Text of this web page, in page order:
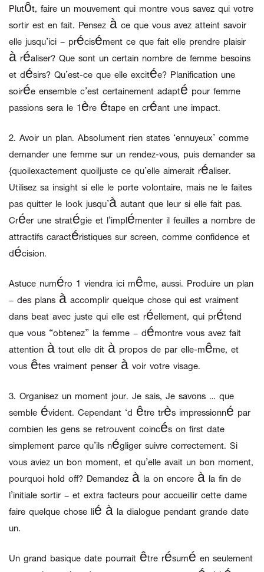
Plutôt, faire un mouvement qui montre vous savez qui votre
sortir est en fait. Pensez à ce que vous avez atteint savoir
elle jusqu’ici – précisément ce que fait elle prendre plaisir
à réaliser? Que sont un certain nombre de femme besoins
et désirs? Qu’est-ce que elle excitée? Planification une
soirée ensemble c’est certainement adapté pour femme
passions sera le 1ère étape en créant une impact.
2. Avoir un plan. Absolument rien states ‘ennuyeux’ comme
demander une femme sur un rendez-vous, puis demander sa
{quoi|exactement quoi|juste ce qu’elle aimerait réaliser.
Utilisez sa insight si elle le porte volontaire, mais ne le faites
pas quitter le look jusqu’à autant que leur si elle fait pas.
Créer une stratégie et l’implémenter il feuilles a nombre de
attractifs caractéristiques sur screen, comme confidence et
décision.
Astuce numéro 1 viendra ici même, aussi. Produire un plan
– des plans à accomplir quelque chose qui est vraiment
dans beat avec juste qui elle est réellement, qui prétend
que vous “obtenez” la femme – démontre vous avez fait
attention à tout elle dit à propos de par elle-même, et
vous êtes vraiment penser à voir votre visage.
3. Organisez un moment jour. Je sais, Je savons … que
semble évident. Cependant ‘d être très impressionné par
combien les gens se retrouvent coincés on first date
simplement parce qu’ils négliger suivre correctement. Si
vous aviez un bon moment, et qu’elle avait un bon moment,
pourquoi hold off? Demandez à la on encore à la fin de
l’initiale sortir – et extra facteurs pour accueillir cette dame
faire quelque chose lié à la dialogue pendant grande date
un.
Un grand basique date pourrait être résumé en seulement